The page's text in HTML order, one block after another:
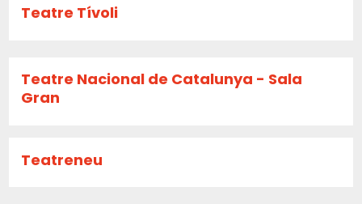
Teatre Tívoli
Teatre Nacional de Catalunya - Sala
Gran
Teatreneu